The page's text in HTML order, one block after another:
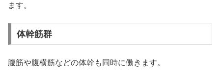
ます。
体幹筋群
腹筋や腹横筋などの体幹も同時に働きます。